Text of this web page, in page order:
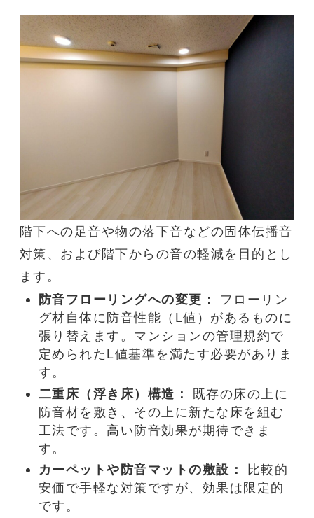
階下への足音や物の落下音などの固体伝播音
対策、および階下からの音の軽減を目的とし
ます。
防音フローリングへの変更：
フローリン
グ材自体に防音性能（L値）があるものに
張り替えます。 マンションの管理規約で
定められたL値基準を満たす必要がありま
す。
二重床（浮き床）構造：
既存の床の上に
防音材を敷き、その上に新たな床を組む
工法です。高い防音効果が期待できま
す。
カーペットや 防音マットの敷設：
比較的
安価で手軽な対策ですが、効果は限定的
です。